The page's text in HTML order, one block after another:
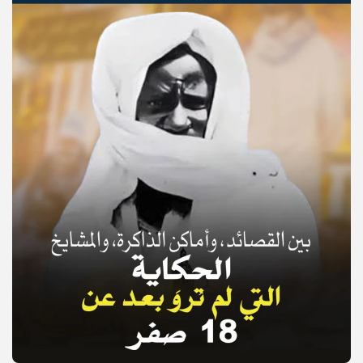
© Copyright 2025, APS